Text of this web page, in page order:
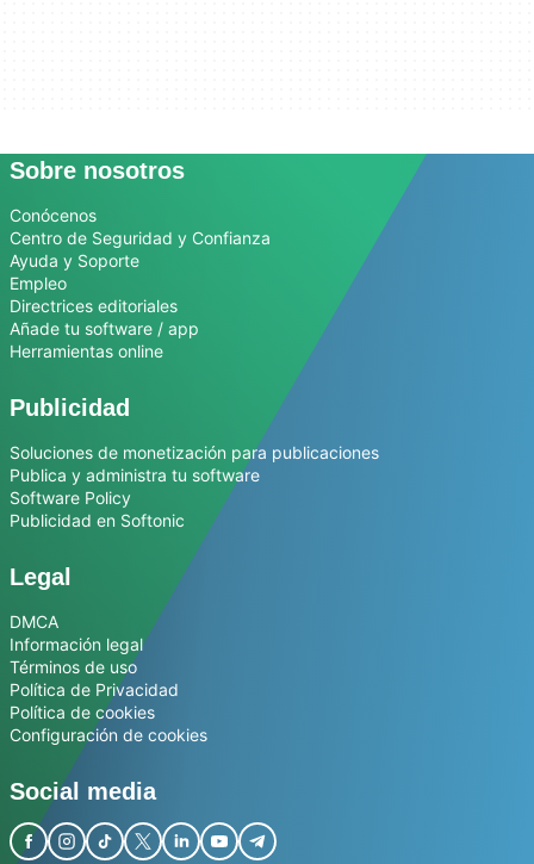
Sobre nosotros
Conócenos
Centro de Seguridad y Confianza
Ayuda y Soporte
Empleo
Directrices editoriales
Añade tu software / app
Herramientas online
Publicidad
Soluciones de monetización para publicaciones
Publica y administra tu software
Software Policy
Publicidad en Softonic
Legal
DMCA
Información legal
Términos de uso
Política de Privacidad
Política de cookies
Configuración de cookies
Social media